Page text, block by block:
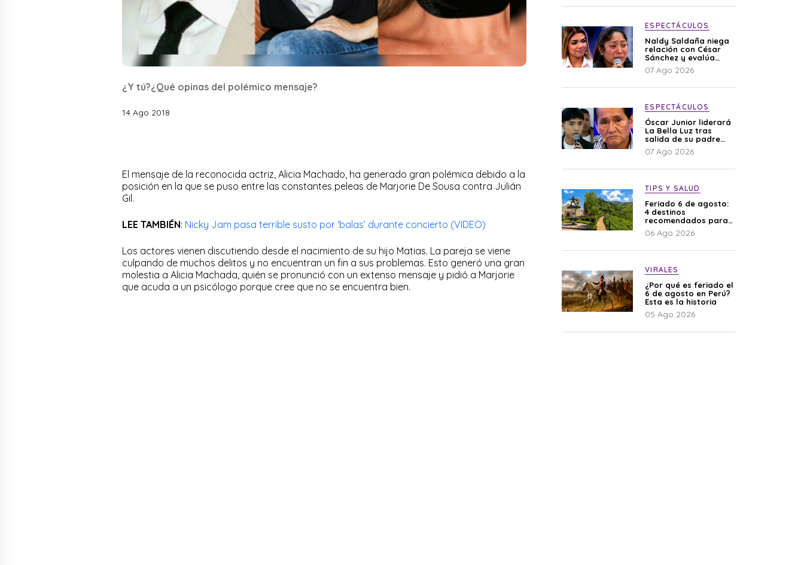
¿Y tú?¿Qué opinas del polémico mensaje?
14 Ago 2018
El mensaje de la reconocida actriz, Alicia Machado, ha generado gran polémica debido a la
posición en la que se puso entre las constantes peleas de Marjorie De Sousa contra Julián
Gil.
LEE TAMBIÉN: Nicky Jam pasa terrible susto por ‘balas’ durante concierto (VIDEO)
Los actores vienen discutiendo desde el nacimiento de su hijo Matias. La pareja se viene
culpando de muchos delitos y no encuentran un fin a sus problemas. Esto generó una gran
molestia a Alicia Machada, quién se pronunció con un extenso mensaje y pidió a Marjorie
que acuda a un psicólogo porque cree que no se encuentra bien.
ESPECTÁCULOS
Naldy Saldaña niega
relación con César
Sánchez y evalúa
denunciar a su
esposa: “Es una
07 Ago 2026
ESPECTÁCULOS
Óscar Junior liderará
La Bella Luz tras
salida de su padre
por polémica con
Naldy Saldaña
07 Ago 2026
TIPS Y SALUD
Feriado 6 de agosto:
4 destinos
recomendados para
disfrutar el descanso
06 Ago 2026
VIRALES
¿Por qué es feriado el
6 de agosto en Perú?
Esta es la historia
05 Ago 2026